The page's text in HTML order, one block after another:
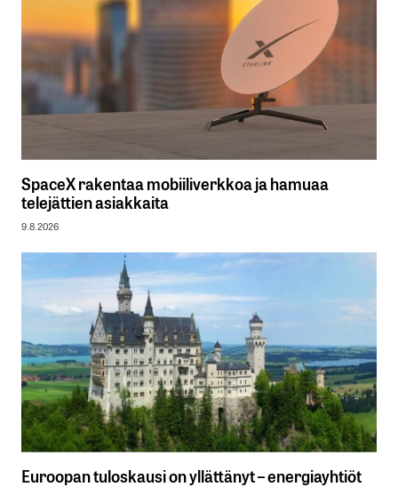
SpaceX rakentaa mobiiliverkkoa ja hamuaa
telejättien asiakkaita
9.8.2026
Euroopan tuloskausi on yllättänyt – energiayhtiöt